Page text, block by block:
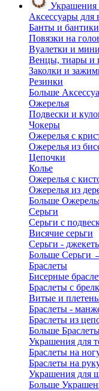
Украшения
Аксессуары для
Банты и бантики
Повязки на
Вуалетки и
Венцы, тиары и
Заколки и
Резинки
Больше
Ожерелья
Подвески и
Чокеры
Ожерелья с
Ожерелья из
Цепочки
Колье
Ожерелья с
Ожерелья из
Больше
Серьги
Серьги с
Висячие серьги
Серьги -
Больше Серьги
Браслеты
Бисерные
Браслеты с
Витые и
Браслеты -
Браслеты из
Больше
Украшения для
Браслеты на
Браслеты на
Украшения для
Больше